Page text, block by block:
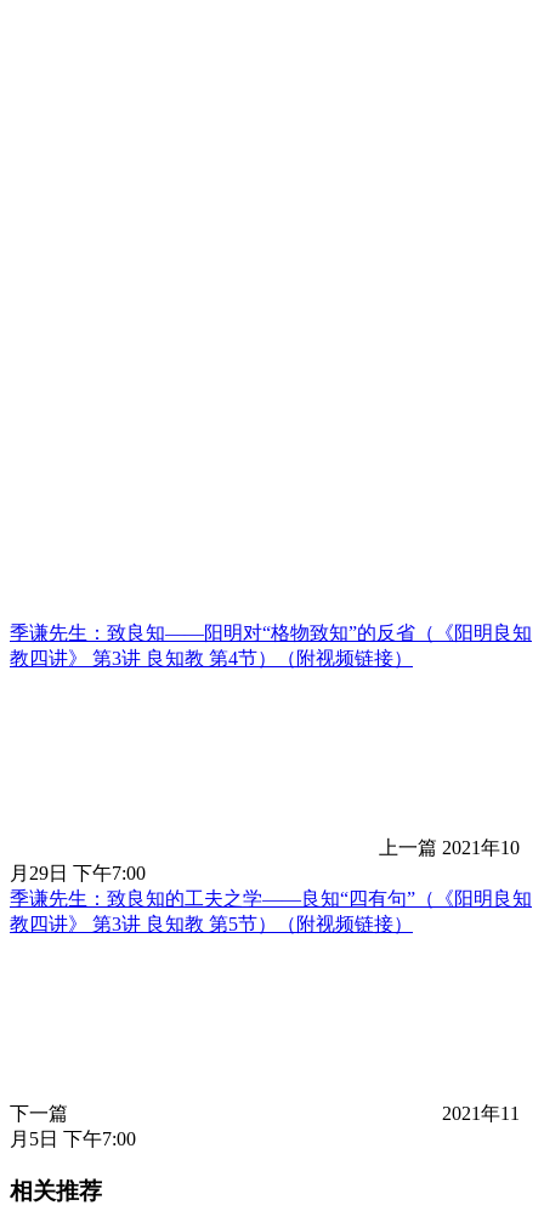
季谦先生：致良知——阳明对“格物致知”的反省（《阳明良知
教四讲》 第3讲 良知教 第4节）（附视频链接）
上一篇 2021年10
月29日 下午7:00
季谦先生：致良知的工夫之学——良知“四有句”（《阳明良知
教四讲》 第3讲 良知教 第5节）（附视频链接）
下一篇
2021年11
月5日 下午7:00
相关推荐